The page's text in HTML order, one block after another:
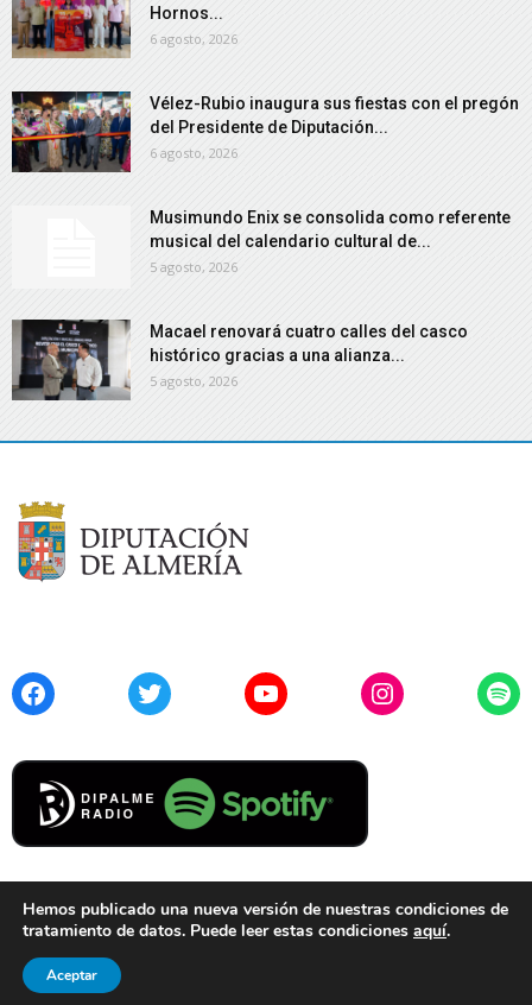
Hornos...
6 agosto, 2026
Vélez-Rubio inaugura sus fiestas con el pregón
del Presidente de Diputación...
6 agosto, 2026
Musimundo Enix se consolida como referente
musical del calendario cultural de...
5 agosto, 2026
Macael renovará cuatro calles del casco
histórico gracias a una alianza...
5 agosto, 2026
FacebookTwitter YouTubeInstagram
Cookies
© 2021 Diputación de Almería. Todos los derechos reservados.
Hemos publicado una nueva versión de nuestras condiciones de
tratamiento de datos. Puede leer estas condiciones aquí.
Aceptar